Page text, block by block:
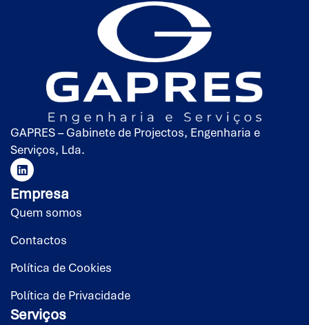
GAPRES – Gabinete de Projectos, Engenharia e
Serviços, Lda.
Empresa
Quem somos
Contactos
Política de Cookies
Política de Privacidade
Serviços